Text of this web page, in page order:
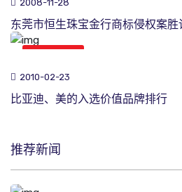
2008-11-28
东莞市恒生珠宝金行商标侵权案胜
2010-02-23
比亚迪、美的入选价值品牌排行
推荐新闻